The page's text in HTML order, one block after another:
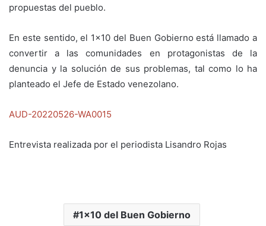
propuestas del pueblo.
En este sentido, el 1×10 del Buen Gobierno está llamado a
convertir a las comunidades en protagonistas de la
denuncia y la solución de sus problemas, tal como lo ha
planteado el Jefe de Estado venezolano.
AUD-20220526-WA0015
Entrevista realizada por el periodista Lisandro Rojas
1x10 del Buen Gobierno